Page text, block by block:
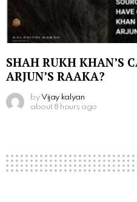
SHAH RUKH KHAN’S
ARJUN’S RAAKA?
by Vijay kalyan
about 8 hours ago